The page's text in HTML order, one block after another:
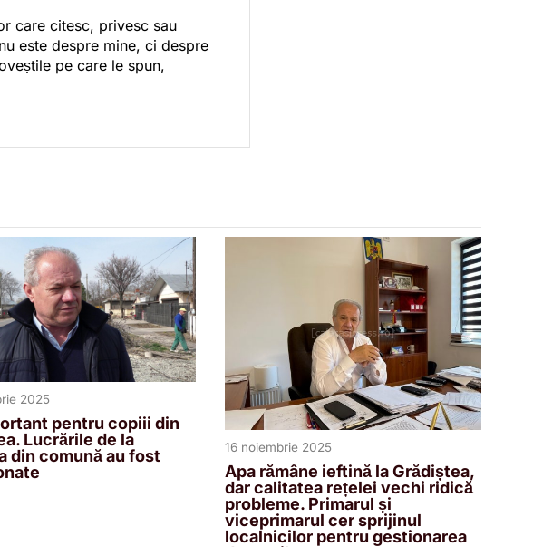
care citesc, privesc sau
este despre mine, ci despre
pe care le spun,
2025
pentru copiii din
Lucrările de la
din comună au fost
16 noiembrie 2025
Apa rămâne ieftină la Grădiștea,
dar calitatea rețelei vechi ridică
probleme. Primarul și
viceprimarul cer sprijinul
localnicilor pentru gestionarea